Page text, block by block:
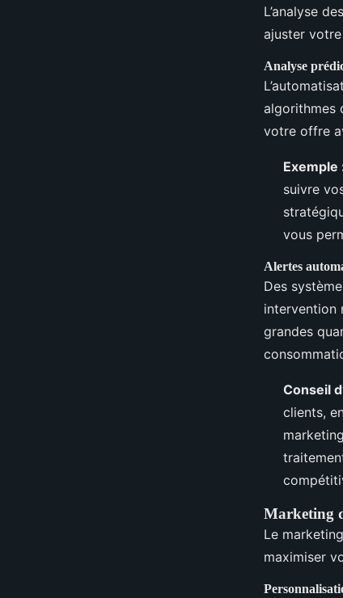
L’analyse
ajuster
Analyse
algorithmes
votre offre
Exemple
suivre
vous
Alertes
Des
intervention
grandes
Conseil
clients,
Marketing
Le
maximiser